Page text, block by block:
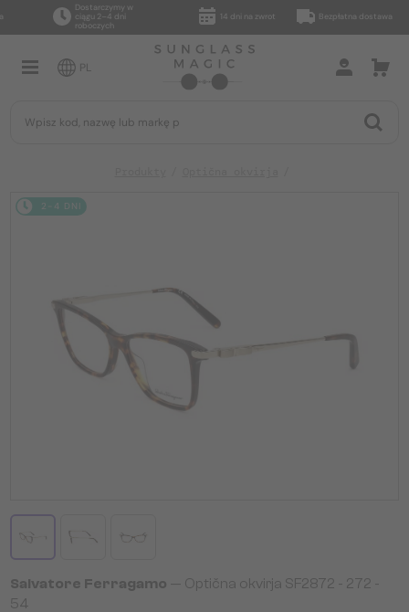
Dostarczymy w
ciągu 2–4 dni
roboczych
14 dni na zwrot Bezpłatna dostawa
PL
2-4 DNI
Salvatore Ferragamo — Optična okvirja SF2872 - 272 -
54